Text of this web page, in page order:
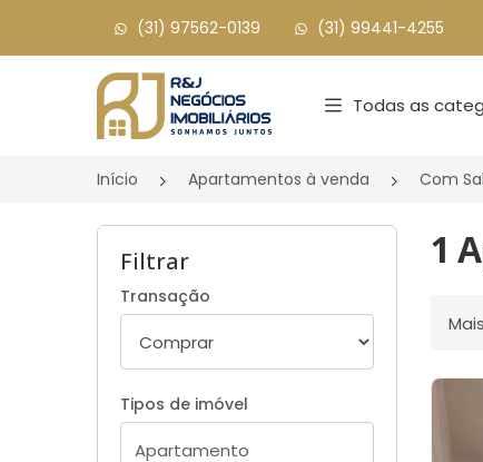
(31) 97562-0139 (31) 99441-4255
Página inicial
Todas as
Início Apartamentos à venda Com
Filtrar
Transação
Tipos de imóvel
1